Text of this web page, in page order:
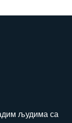
људима са